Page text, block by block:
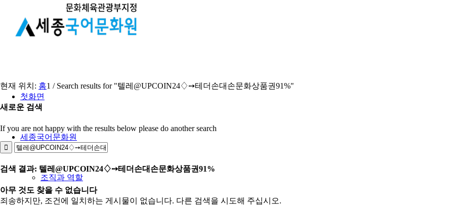
첫화면
세종국어문화원
조직과 역할
현재 위치: 홈1 / Search results for "텔레@UPCOIN24♢➙테더손대손문화상품권91%"
새로운 검색
If you are not happy with the results below please do another search
검색 결과: 텔레@UPCOIN24♢➙테더손대손문화상품권91%
아무 것도 찾을 수 없습니다
죄송하지만, 조건에 일치하는 게시물이 없습니다. 다른 검색을 시도해 주십시오.